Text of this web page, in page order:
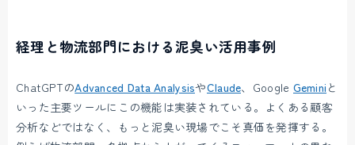
経理と物流部門における泥臭い活用事例
ChatGPTのAdvanced Data AnalysisやClaude、Google Gemini と
いった主要ツールにこの機能は実装されている。よくある顧客
分析などではなく、もっと泥臭い現場でこそ真価を発揮する。